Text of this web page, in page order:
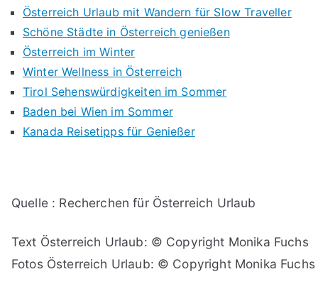
Österreich Urlaub mit Wandern für Slow Traveller
Schöne Städte in Österreich genießen
Österreich im Winter
Winter Wellness in Österreich
Tirol Sehenswürdigkeiten im Sommer
Baden bei Wien im Sommer
Kanada Reisetipps für Genießer
Quelle : Recherchen für Österreich Urlaub
Text Österreich Urlaub: © Copyright Monika Fuchs
Fotos Österreich Urlaub: © Copyright Monika Fuchs